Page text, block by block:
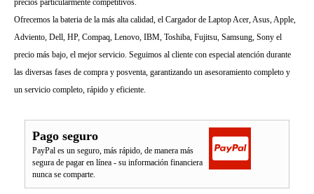
precios particularmente competitivos.
Ofrecemos la bateria de la más alta calidad, el Cargador de Laptop Acer, Asus, Apple,
Adviento, Dell, HP, Compaq, Lenovo, IBM, Toshiba, Fujitsu, Samsung, Sony el
precio más bajo, el mejor servicio. Seguimos al cliente con especial atención durante
las diversas fases de compra y posventa, garantizando un asesoramiento completo y
un servicio completo, rápido y eficiente.
Pago seguro
PayPal es un seguro, más rápido, de manera más
segura de pagar en línea - su información financiera
nunca se comparte.